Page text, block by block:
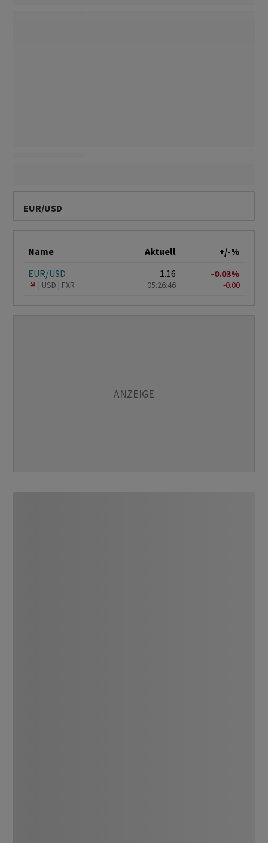
EUR/USD
Name Aktuell
+/-%
EUR/USD
USD FXR
1.16
05:26:46
-0.03%
-0.00